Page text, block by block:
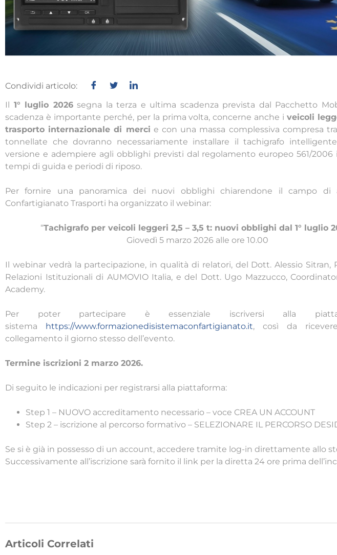
Condividi articolo:
Il 1° luglio 2026segna la terza e ultima scadenza prevista dal Pacchetto
scadenza è importante perché, per la prima volta, concerne anche iveicoli
trasporto internazionale di merci e con una massa complessiva compresa
tonnellate che dovranno necessariamente installare il tachigrafo
versione e adempiere agli obblighi previsti dal regolamento europeo 561/2006
tempi di guida e periodi di riposo.
Per fornire una panoramica dei nuovi obblighi chiarendone il campo di
Confartigianato Trasporti ha organizzato il webinar:
“Tachigrafo per veicoli leggeri 2,5 – 3,5 t: nuovi obblighi dal 1° luglio
Giovedì 5 marzo 2026 alle ore 10.00
Il webinar vedrà la partecipazione, in qualità di relatori, del Dott. Alessio Sitran,
Relazioni Istituzionali di AUMOVIO Italia, e del Dott. Ugo Mazzucco,
Academy.
Per poter partecipare è essenziale iscriversi alla
sistema https://www.formazionedisistemaconfartigianato.it, così da
collegamento il giorno stesso dell’evento.
Termine iscrizioni 2 marzo 2026.
Di seguito le indicazioni per registrarsi alla piattaforma:
Step 1 – NUOVO accreditamento necessario – voce CREA UN ACCOUNT
Step 2 – iscrizione al percorso formativo – SELEZIONARE IL PERCORSO
Se si è già in possesso di un account, accedere tramite log-in direttamente allo
Successivamente all’iscrizione sarà fornito il link per la diretta 24 ore prima
Articoli Correlati